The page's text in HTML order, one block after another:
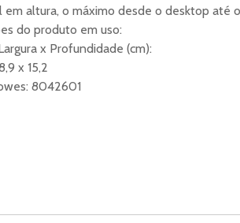
em altura, o máximo desde o desktop até
do produto em uso:
x Profundidade (cm):
x 15,2
8042601